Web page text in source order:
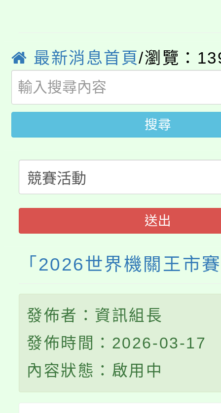
生本土語及新住民語歌
公告本校115學年度第
代理(課)教師甄選結果(
公告本校115學年度第
代理(課)教師甄選結果(
轉知中國文化大學推廣
《TA101》溝通分析基
程，歡迎學生輔導中心
心理、諮商輔導、社會
系所師生報名參加。
轉知苗栗縣政府辦理
縣市「校園短影音徵選
門員」簡章及活動海報
踴躍報名參加。
桃園市115學年度學生
要點
「桃園市補助參觀特色
展演活動實施計畫」
115年度「教育部表揚
義教育推展貢獻獎」
最新消息首頁/瀏覽：
搜尋
送出
「2026世界機關王市
發佈者：資訊組長
發佈時間：2026-03-17
內容狀態：啟用中